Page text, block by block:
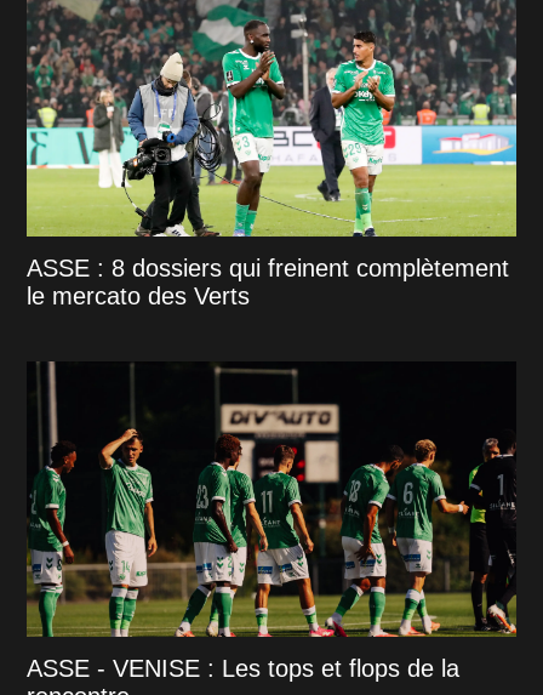
ASSE : 8 dossiers qui freinent complètement
le mercato des Verts
ASSE - VENISE : Les tops et flops de la